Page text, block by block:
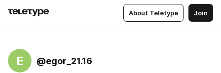
About Teletype Join
E @egor_21.16